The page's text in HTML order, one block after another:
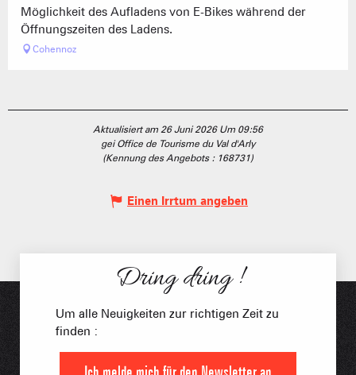
Möglichkeit des Aufladens von E-Bikes während der
Öffnungszeiten des Ladens.
Cohennoz
Aktualisiert am 26 Juni 2026 Um 09:56
gei Office de Tourisme du Val d'Arly
(Kennung des Angebots : 168731)
Einen Irrtum angeben
Dring dring !
Um alle Neuigkeiten zur richtigen Zeit zu
finden :